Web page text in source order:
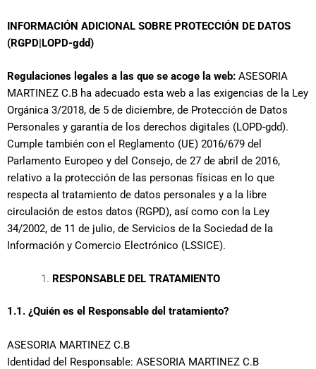
INFORMACIÓN ADICIONAL SOBRE PROTECCIÓN DE DATOS
(RGPD|LOPD-gdd)
Regulaciones legales a las que se acoge la web: ASESORIA
MARTINEZ C.B ha adecuado esta web a las exigencias de la Ley
Orgánica 3/2018, de 5 de diciembre, de Protección de Datos
Personales y garantía de los derechos digitales (LOPD-gdd).
Cumple también con el Reglamento (UE) 2016/679 del
Parlamento Europeo y del Consejo, de 27 de abril de 2016,
relativo a la protección de las personas físicas en lo que
respecta al tratamiento de datos personales y a la libre
circulación de estos datos (RGPD), así como con la Ley
34/2002, de 11 de julio, de Servicios de la Sociedad de la
Información y Comercio Electrónico (LSSICE).
RESPONSABLE DEL TRATAMIENTO
1.1. ¿Quién es el Responsable del tratamiento?
ASESORIA MARTINEZ C.B
Identidad del Responsable: ASESORIA MARTINEZ C.B